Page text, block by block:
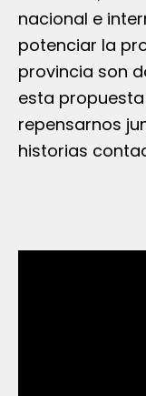
nacional e
potenciar la
provincia son
esta
repensarnos
historias